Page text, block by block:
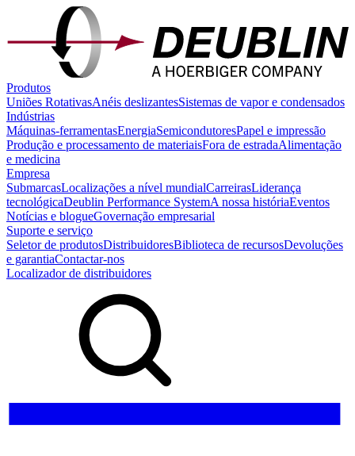
Produtos
Uniões RotativasAnéis deslizantesSistemas de vapor e condensados
Indústrias
Máquinas-ferramentasEnergiaSemicondutoresPapel e impressão
Produção e processamento de materiaisFora de estradaAlimentação
e medicina
Empresa
SubmarcasLocalizações a nível mundialCarreirasLiderança
tecnológicaDeublin Performance SystemA nossa históriaEventos
Notícias e blogueGovernação empresarial
Suporte e serviço
Seletor de produtosDistribuidoresBiblioteca de recursosDevoluções
e garantiaContactar-nos
Localizador de distribuidores